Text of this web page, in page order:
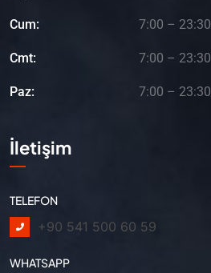
Cum: 7:00 – 23:30
Cmt: 7:00 – 23:30
Paz: 7:00 – 23:30
İletişim
TELEFON
+90 541 500 60 59
WHATSAPP